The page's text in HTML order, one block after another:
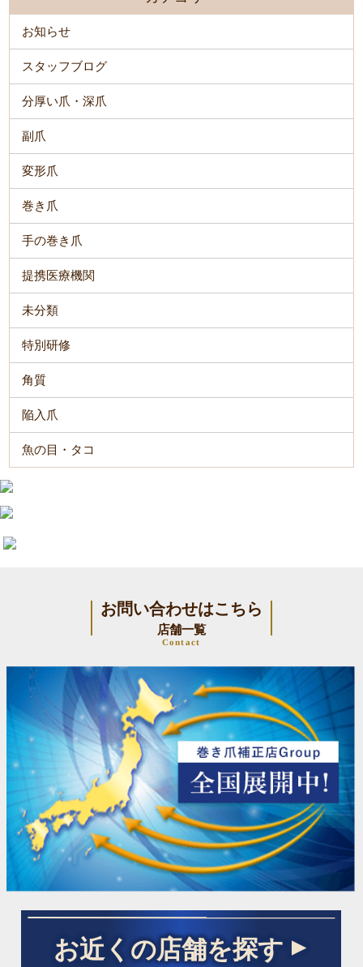
お知らせ
スタッフブログ
分厚い爪・深爪
副爪
変形爪
巻き爪
手の巻き爪
提携医療機関
未分類
特別研修
角質
陥入爪
魚の目・タコ
お問い合わせはこちら
店舗一覧
Contact
お近くの店舗を探す